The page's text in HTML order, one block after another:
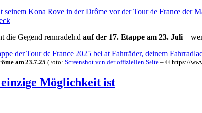
die Gegend rennradelnd auf der 17. Etappe am 23. Juli –
am 23.7.25 (Foto: Screenshot von der offiziellen Seite – © https://
Möglichkeit ist